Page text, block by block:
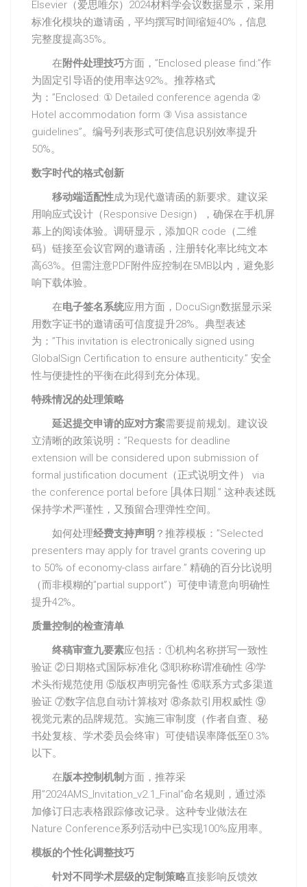
Elsevier（爱思唯尔）2024材料学会议数据显示，采用
标准化模块的邀请函，平均撰写时间缩短40%，信息
完整度提高35%。
在附件处理技巧方面，”Enclosed please find:”作
为固定引导语的使用率达92%。推荐格式
为：”Enclosed: ① Detailed conference agenda ②
Hotel accommodation form ③ Visa assistance
guidelines”。编号列表形式可使信息识别效率提升
50%。
数字时代的格式创新
移动端适配性成为现代邀请函的新要求。建议采
用响应式设计（Responsive Design），确保在手机屏
幕上的阅读体验。调研显示，添加QR code（二维
码）链接至会议官网的邀请函，注册转化率比纯文本
高63%。但需注意PDF附件应控制在5MB以内，避免影
响下载体验。
在电子签名系统应用方面，DocuSign数据显示采
用数字证书的邀请函可信度提升28%。典型表述
为：”This invitation is electronically signed using
GlobalSign Certification to ensure authenticity.” 安全
性与便捷性的平衡在此得到充分体现。
特殊情况的处理策略
延迟提交申请的应对方案需要提前规划。建议设
立清晰的政策说明：”Requests for deadline
extension will be considered upon submission of
formal justification document（正式说明文件） via
the conference portal before [具体日期].” 这种表述既
保持学术严谨性，又预留合理弹性空间。
如何处理经费支持声明 ？推荐模板：”Selected
presenters may apply for travel grants covering up
to 50% of economy-class airfare.” 精确的百分比说明
（而非模糊的”partial support”）可使申请意向明确性
提升42%。
质量控制的检查清单
终稿审查九要素应包括：①机构名称拼写一致性
验证 ②日期格式国际标准化 ③职称称谓准确性 ④学
术头衔规范使用 ⑤版权声明完备性 ⑥联系方式多渠道
验证 ⑦数字信息自动计算核对 ⑧条款引用权威性 ⑨
视觉元素的品牌规范。实施三审制度（作者自查、秘
书处复核、学术委员会终审）可使错误率降低至0.3%
以下。
在版本控制机制方面，推荐采
用”2024AMS_Invitation_v2.1_Final”命名规则，通过添
加修订日志表格跟踪修改记录。这种专业做法在
Nature Conference系列活动中已实现100%应用率。
模板的个性化调整技巧
针对不同学术层级的定制策略直接影响反馈效